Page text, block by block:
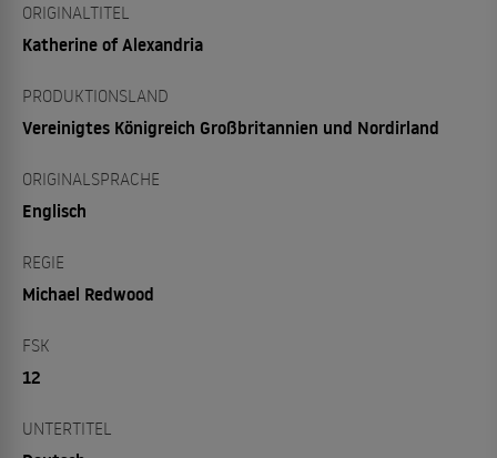
ORIGINALTITEL
Katherine of Alexandria
PRODUKTIONSLAND
Vereinigtes Königreich Großbritannien und Nordirland
ORIGINALSPRACHE
Englisch
REGIE
Michael Redwood
FSK
12
UNTERTITEL